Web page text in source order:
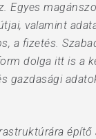
valamint
a fizetés.
dolga itt is a
gazdasági